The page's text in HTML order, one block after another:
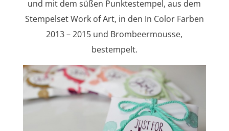
und mit dem süßen Punktestempel, aus dem
Stempelset Work of Art, in den In Color Farben
2013 – 2015 und Brombeermousse,
bestempelt.